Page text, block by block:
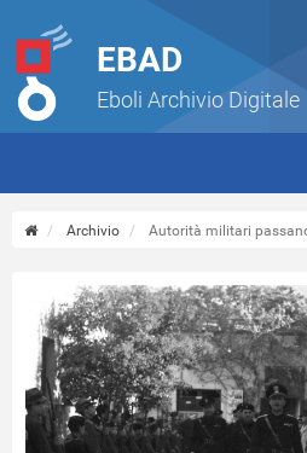
EBAD
Eboli Archivio Digitale
Archivio Autorità militari